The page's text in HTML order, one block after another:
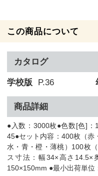
この商品について
カタログ
学校版 P.36
商品詳細
●入数：3000枚●色数[色]：
45●セット内容：400枚（赤
水・青・橙・薄桃）100枚
ス寸法：幅34×高さ14.5×
150×150mm ●最小出荷単位